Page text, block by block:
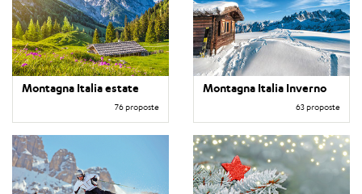
Montagna Italia estate
76 proposte
Montagna Italia Inverno
63 proposte